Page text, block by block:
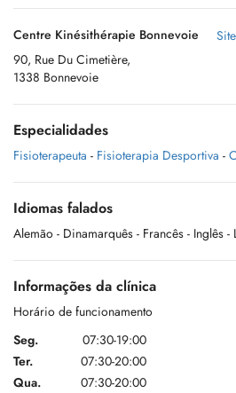
Centre Kinésithérapie Bonnevoie
90, Rue Du Cimetière,
1338 Bonnevoie
Especialidades
Fisioterapeuta - Fisioterapia Desportiva -
Idiomas falados
Alemão - Dinamarquês - Francês - Inglês -
Informações da clínica
Horário de funcionamento
Seg.
07:30-19:00
Ter.
07:30-20:00
Qua.
07:30-20:00